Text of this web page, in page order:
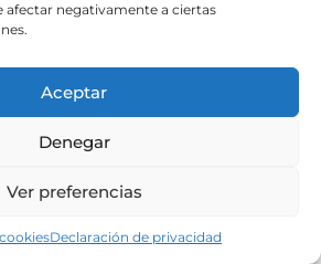
negativamente a ciertas
Aceptar
Denegar
Ver preferencias
Declaración de privacidad
Política de privacidad